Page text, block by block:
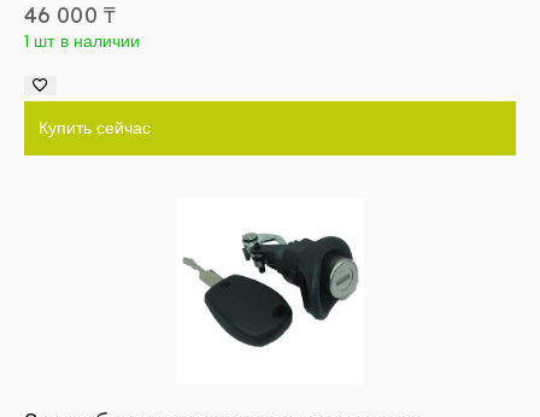
46 000 ₸
1 шт в наличии
Купить сейчас